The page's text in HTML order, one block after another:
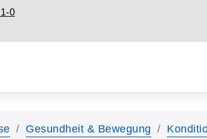
0
Gesundheit & Bewegung